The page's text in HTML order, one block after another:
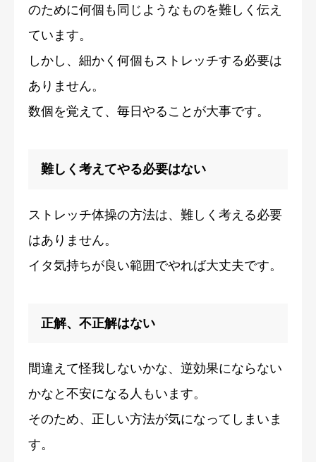
のために何個も同じようなものを難しく伝え
ています。
しかし、細かく何個もストレッチする必要は
ありません。
数個を覚えて、毎日やることが大事です。
難しく考えてやる必要はない
ストレッチ体操の方法は、難しく考える必要
はありません。
イタ気持ちが良い範囲でやれば大丈夫です。
正解、不正解はない
間違えて怪我しないかな、逆効果にならない
かなと不安になる人もいます。
そのため、正しい方法が気になってしまいま
す。